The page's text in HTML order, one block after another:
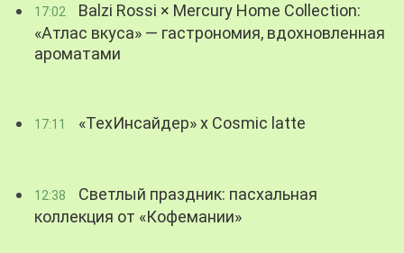
17:02
Balzi Rossi × Mercury Home Collection:
«Атлас вкуса» — гастрономия, вдохновленная
ароматами
17:11 «ТехИнсайдер» х Cosmic latte
12:38
Светлый праздник: пасхальная
коллекция от «Кофемании»